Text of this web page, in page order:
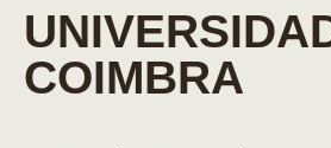
COIMBRA